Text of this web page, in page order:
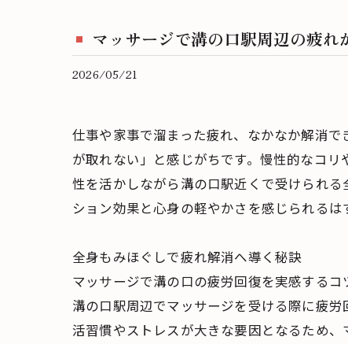
マッサージで溝の口駅周辺の疲
2026/05/21
仕事や家事で溜まった疲れ、なかなか解消
が取れない」と感じがちです。慢性的なコ
性を活かしながら溝の口駅近くで受けられ
ション効果と心身の軽やかさを感じられるは
全身もみほぐしで疲れ解消へ導く秘訣
マッサージで溝の口の疲労回復を実感するコ
溝の口駅周辺でマッサージを受ける際に疲
活習慣やストレスが大きな要因となるため